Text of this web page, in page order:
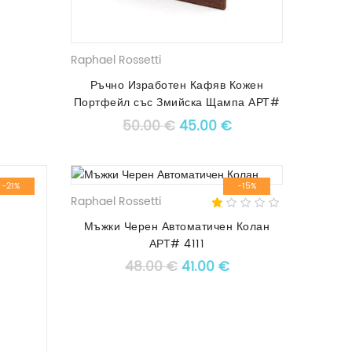
Raphael Rossetti
Ръчно Изработен Кафяв Кожен
Портфейл със Змийска Щампа АРТ#
8834
50.00€Original price was: 50.00
45.00€Текущата цена е:
-21% -15%
Raphael Rossetti
1.00
out
5
on
1
customer
Мъжки Черен Автоматичен Колан
АРТ# 4111
48.00€Original price was: 48.00
41.00€Текущата цена е: